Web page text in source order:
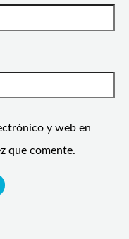
y web en
que comente.